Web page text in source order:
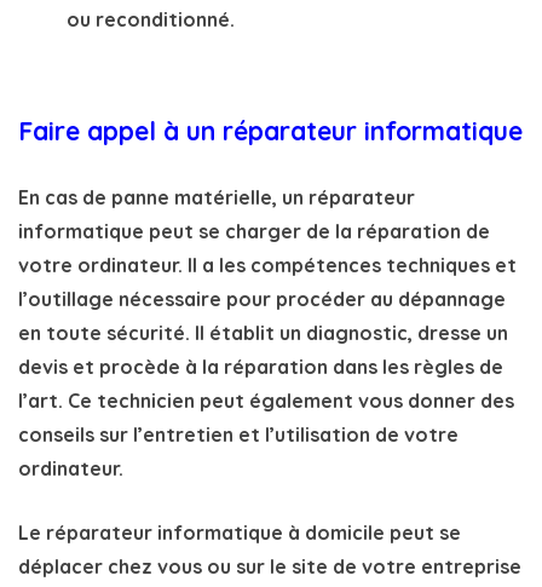
ou reconditionné.
Faire appel à un réparateur informatique
En cas de panne matérielle, un réparateur
informatique peut se charger de la réparation de
votre ordinateur. Il a les compétences techniques et
l’outillage nécessaire pour procéder au dépannage
en toute sécurité. Il établit un diagnostic, dresse un
devis et procède à la réparation dans les règles de
l’art. Ce technicien peut également vous donner des
conseils sur l’entretien et l’utilisation de votre
ordinateur.
Le réparateur informatique à domicile peut se
déplacer chez vous ou sur le site de votre entreprise